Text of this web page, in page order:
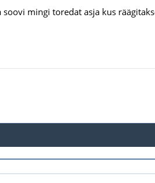
mingi toredat asja kus